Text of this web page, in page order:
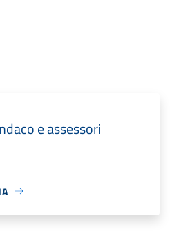
e assessori